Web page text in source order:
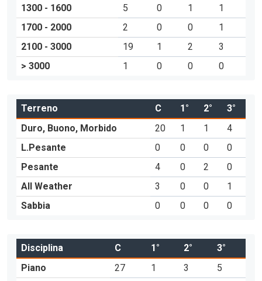
1300 - 1600
5 0 1
1
1700 - 2000
2 0 0
1
2100 - 3000
19 1 2
3
> 3000
1 0 0 0
Terreno C 1° 2°
3°
Duro, Buono, Morbido
20 1 1
4
L.Pesante
0 0 0
0
Pesante
4 0 2
0
All Weather
3 0 0
1
Sabbia
0 0 0 0
Disciplina C 1° 2°
3°
Piano
27 1 3
5